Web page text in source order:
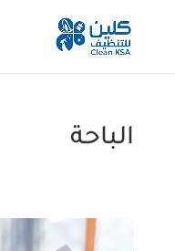
الباحة